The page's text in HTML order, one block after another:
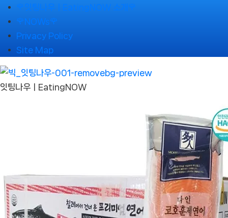
Skip
to
content
🌹잇팅나우ㅣEatingNOW 소개🌹
🌹NOWs🌹
Privacy Policy
Site Map
잇팅나우ㅣEatingNOW